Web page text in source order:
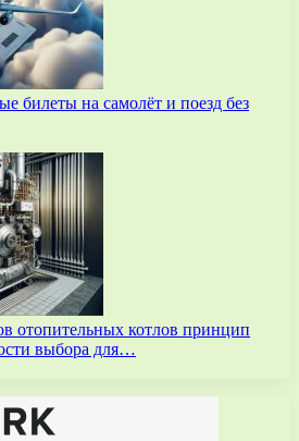
билеты на самолёт и поезд без
отопительных котлов принцип
выбора для…